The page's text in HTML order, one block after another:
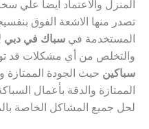
المنزل والاعتماد ايضا علي
تصدر منها الاشعة الفوق
المستخدمة في سباك في دبي
والتخلص من أي مشكلات قد
سباكين حيث الجودة الممتازة
الممتازة والدقة بأعمال
لحل جميع المشاكل الخاصة